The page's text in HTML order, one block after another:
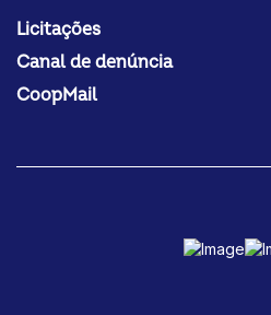
Licitações
Canal de denúncia
CoopMail